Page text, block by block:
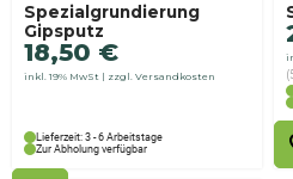
Spezialgrundierung
Gipsputz
18,50 €
inkl. 19% MwSt zzgl. Versandkosten
Lieferzeit: 3 - 6 Arbeitstage
Zur Abholung verfügbar